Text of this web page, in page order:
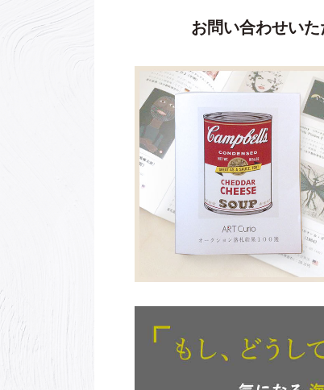
お問い合わせい